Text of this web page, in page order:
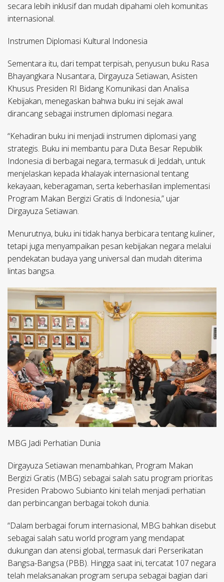
secara lebih inklusif dan mudah dipahami oleh komunitas
internasional.
Instrumen Diplomasi Kultural Indonesia
Sementara itu, dari tempat terpisah, penyusun buku Rasa
Bhayangkara Nusantara, Dirgayuza Setiawan, Asisten
Khusus Presiden RI Bidang Komunikasi dan Analisa
Kebijakan, menegaskan bahwa buku ini sejak awal
dirancang sebagai instrumen diplomasi negara.
“Kehadiran buku ini menjadi instrumen diplomasi yang
strategis. Buku ini membantu para Duta Besar Republik
Indonesia di berbagai negara, termasuk di Jeddah, untuk
menjelaskan kepada khalayak internasional tentang
kekayaan, keberagaman, serta keberhasilan implementasi
Program Makan Bergizi Gratis di Indonesia,” ujar
Dirgayuza Setiawan.
Menurutnya, buku ini tidak hanya berbicara tentang kuliner,
tetapi juga menyampaikan pesan kebijakan negara melalui
pendekatan budaya yang universal dan mudah diterima
lintas bangsa.
MBG Jadi Perhatian Dunia
Dirgayuza Setiawan menambahkan, Program Makan
Bergizi Gratis (MBG) sebagai salah satu program prioritas
Presiden Prabowo Subianto kini telah menjadi perhatian
dan perbincangan berbagai tokoh dunia.
“Dalam berbagai forum internasional, MBG bahkan disebut
sebagai salah satu world program yang mendapat
dukungan dan atensi global, termasuk dari Perserikatan
Bangsa-Bangsa (PBB). Hingga saat ini, tercatat 107 negara
telah melaksanakan program serupa sebagai bagian dari